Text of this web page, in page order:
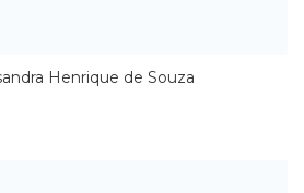
Henrique de Souza